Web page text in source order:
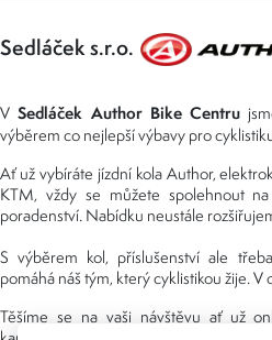
Sedláček s.r.o.
VSedláček Author Bike Centru
výběrem co nejlepší výbavy pro
Ať už vybíráte jízdní kola Author,
KTM, vždy se můžete spolehnout
poradenství. Nabídku neustále
S výběrem kol, příslušenství ale
pomáhá náš tým, který cyklistikou žije.
Těšíme se na vaši návštěvu ať už